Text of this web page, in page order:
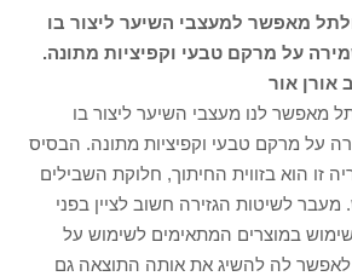
מאפשר למעצבי השיער ליצור בו
על מרקם טבעי וקפיציות מתונה.
אורן אור
מאפשר לנו מעצבי השיער ליצור בו
על מרקם טבעי וקפיציות מתונה. הבסיס
זו הוא בזווית החיתוך, חלוקת השבילים
לשיטות הגזירה חשוב לציין בפני
במוצרים המתאימים לשימוש על
לה להשיג את אותה התוצאה גם